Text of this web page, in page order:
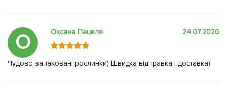
О Оксана Пацеля 24.07.2026
Чудово запаковані рослинки) Швидка відправка і доставка)